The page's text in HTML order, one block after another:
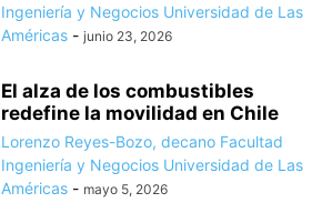
Ingeniería y Negocios Universidad de Las
Américas - junio 23, 2026
El alza de los combustibles
redefine la movilidad en Chile
Lorenzo Reyes-Bozo, decano Facultad
Ingeniería y Negocios Universidad de Las
Américas - mayo 5, 2026